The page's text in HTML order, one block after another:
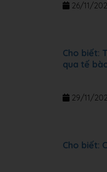
26/11/
Cho biết:
qua tế
29/11/
Cho biết: